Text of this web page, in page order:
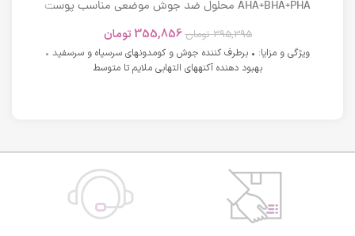
AHA+BHA+PHA محلول ضد جوش موضعی مناسب پوست
395,395 تومان 355,856 تومان
ویژگی و مزایا: • برطرف کننده جوش و کومدونهای سرسیاه و سرسفید •
بهبود دهنده آکنههای التهابی ملایم تا متوسط